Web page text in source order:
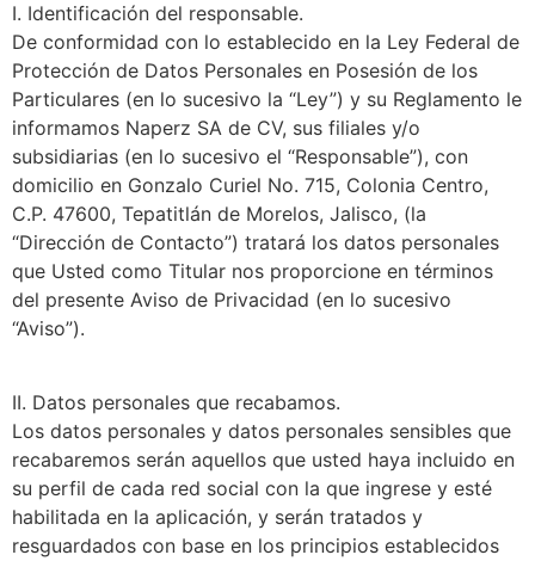
I. Identificación del responsable.
De conformidad con lo establecido en la Ley Federal de
Protección de Datos Personales en Posesión de los
Particulares (en lo sucesivo la “Ley”) y su Reglamento le
informamos Naperz SA de CV, sus filiales y/o
subsidiarias (en lo sucesivo el “Responsable”), con
domicilio en Gonzalo Curiel No. 715, Colonia Centro,
C.P. 47600, Tepatitlán de Morelos, Jalisco, (la
“Dirección de Contacto”) tratará los datos personales
que Usted como Titular nos proporcione en términos
del presente Aviso de Privacidad (en lo sucesivo
“Aviso”).
II. Datos personales que recabamos.
Los datos personales y datos personales sensibles que
recabaremos serán aquellos que usted haya incluido en
su perfil de cada red social con la que ingrese y esté
habilitada en la aplicación, y serán tratados y
resguardados con base en los principios establecidos